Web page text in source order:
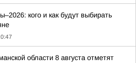
кого и как будут выбирать
области 8 августа отметят